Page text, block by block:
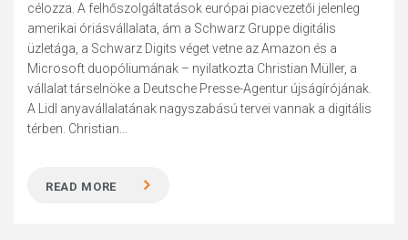
célozza. A felhőszolgáltatások európai piacvezetői jelenleg
amerikai óriásvállalata, ám a Schwarz Gruppe digitális
üzletága, a Schwarz Digits véget vetne az Amazon és a
Microsoft duopóliumának – nyilatkozta Christian Müller, a
vállalat társelnöke a Deutsche Presse-Agentur újságírójának.
A Lidl anyavállalatának nagyszabású tervei vannak a digitális
térben. Christian...
READ MORE